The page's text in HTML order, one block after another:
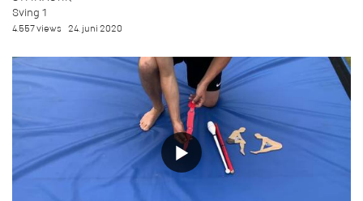
Sving 1
4.557 views 24. juni 2020